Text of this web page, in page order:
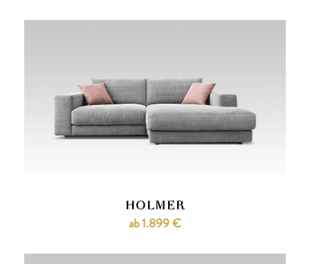
HOLMER
ab 1.899 €